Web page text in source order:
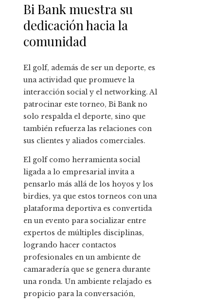
Bi Bank muestra su
dedicación hacia la
comunidad
El golf, además de ser un deporte, es
una actividad que promueve la
interacción social y el networking. Al
patrocinar este torneo, Bi Bank no
solo respalda el deporte, sino que
también refuerza las relaciones con
sus clientes y aliados comerciales.
El golf como herramienta social
ligada a lo empresarial invita a
pensarlo más allá de los hoyos y los
birdies, ya que estos torneos con una
plataforma deportiva es convertida
en un evento para socializar entre
expertos de múltiples disciplinas,
logrando hacer contactos
profesionales en un ambiente de
camaradería que se genera durante
una ronda. Un ambiente relajado es
propicio para la conversación,